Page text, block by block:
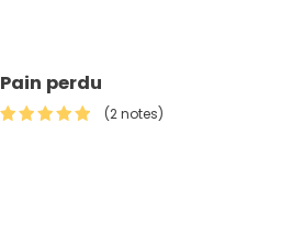
Pain perdu
(2 notes)